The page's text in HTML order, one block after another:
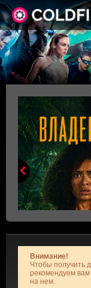
Внимание!
Чтобы получить
рекомендуем вам
на нем.